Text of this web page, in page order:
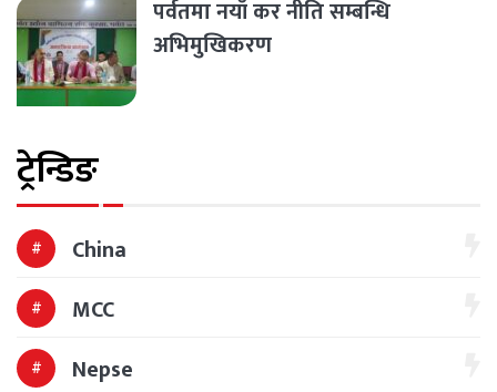
पर्वतमा नयाँ कर नीति सम्बन्धि
अभिमुखिकरण
ट्रेन्डिङ
China
MCC
Nepse